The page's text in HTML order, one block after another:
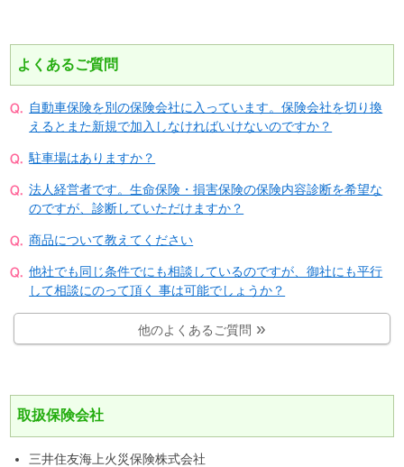
よくあるご質問
自動車保険を別の保険会社に入っています。保険会社を切り換
えるとまた新規で加入しなければいけないのですか？
駐車場はありますか？
法人経営者です。生命保険・損害保険の保険内容診断を希望な
のですが、診断していただけますか？
商品について教えてください
他社でも同じ条件でにも相談しているのですが、御社にも平行
して相談にのって頂く 事は可能でしょうか？
他のよくあるご質問
取扱保険会社
三井住友海上火災保険株式会社